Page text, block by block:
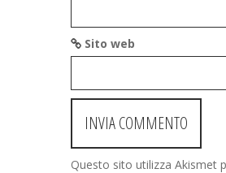
Sito web
Questo sito utilizza Akismet